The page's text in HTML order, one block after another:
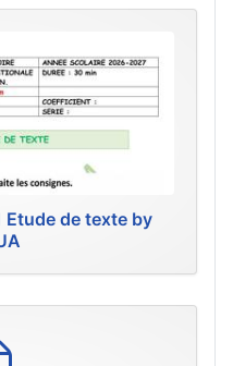
Etude de texte by